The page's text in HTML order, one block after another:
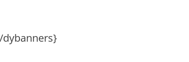
dybanners}